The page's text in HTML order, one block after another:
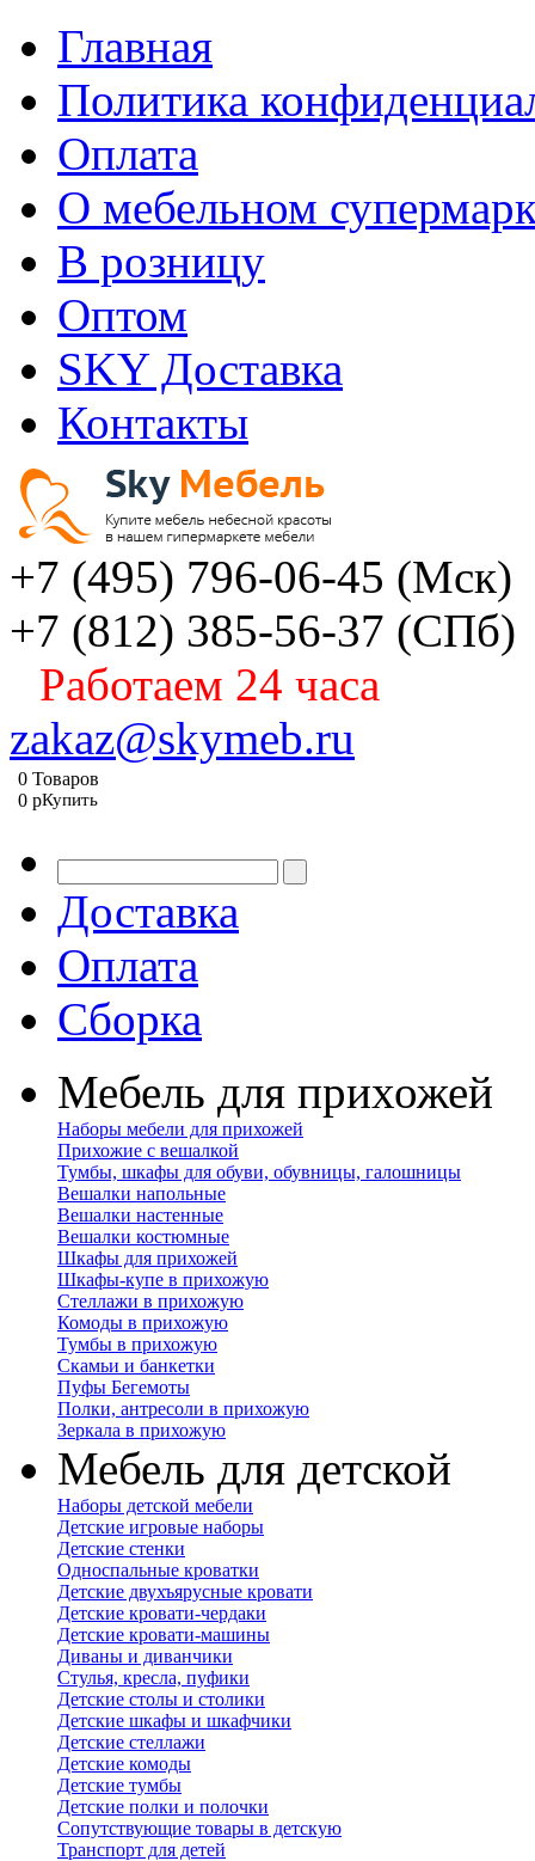
Главная
Политика
Оплата
О мебельном
В розницу
Оптом
SKY Доставка
Контакты
+7 (495) 796-06-45 (Мск)
+7 (812) 385-56-37 (СПб)
Работаем 24 часа
zakaz@skymeb.ru
0 Товаров
0 pКупить
Доставка
Оплата
Сборка
Мебель для прихожей
Наборы мебели для прихожей
Прихожие с вешалкой
Тумбы, шкафы для обуви, обувницы, галошницы
Вешалки напольные
Вешалки настенные
Вешалки костюмные
Шкафы для прихожей
Шкафы-купе в прихожую
Стеллажи в прихожую
Комоды в прихожую
Тумбы в прихожую
Скамьи и банкетки
Пуфы Бегемоты
Полки, антресоли в прихожую
Зеркала в прихожую
Мебель для детской
Наборы детской мебели
Детские игровые наборы
Детские стенки
Односпальные кроватки
Детские двухъярусные кровати
Детские кровати-чердаки
Детские кровати-машины
Диваны и диванчики
Стулья, кресла, пуфики
Детские столы и столики
Детские шкафы и шкафчики
Детские стеллажи
Детские комоды
Детские тумбы
Детские полки и полочки
Сопутствующие товары в детскую
Транспорт для детей